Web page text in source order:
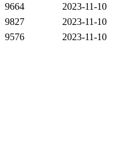
9664
2023-11-10
9827
2023-11-10
9576
2023-11-10